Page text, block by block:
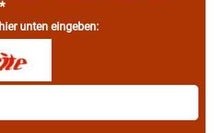
*
unten eingeben: